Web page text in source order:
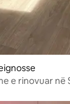
e rinovuar në